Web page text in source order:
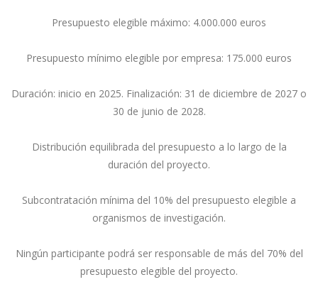
Presupuesto elegible máximo: 4.000.000 euros
Presupuesto mínimo elegible por empresa: 175.000 euros
Duración: inicio en 2025. Finalización: 31 de diciembre de 2027 o
30 de junio de 2028.
Distribución equilibrada del presupuesto a lo largo de la
duración del proyecto.
Subcontratación mínima del 10% del presupuesto elegible a
organismos de investigación.
Ningún participante podrá ser responsable de más del 70% del
presupuesto elegible del proyecto.